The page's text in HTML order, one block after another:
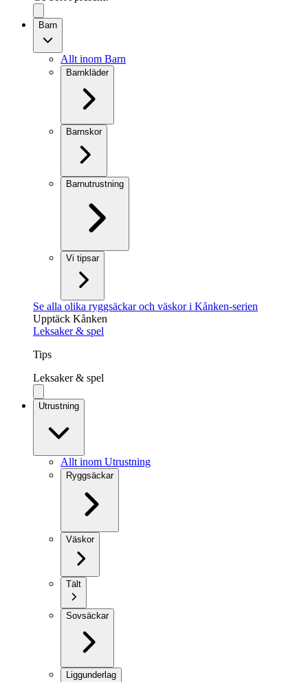
Barn
Allt inom Barn
Barnkläder
Barnskor
Barnutrustning
Vi tipsar
Se alla olika ryggsäckar och väskor i Kånken-serien
Upptäck Kånken
Leksaker & spel
Tips
Leksaker & spel
Utrustning
Allt inom Utrustning
Ryggsäckar
Väskor
Tält
Sovsäckar
Liggunderlag